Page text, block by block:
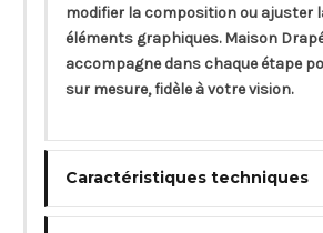
modifier la composition ou ajuster
éléments graphiques. Maison
accompagne dans chaque étape
sur mesure, fidèle à votre vision.
Caractéristiques techniques